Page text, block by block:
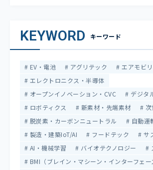
KEYWORD キーワード
EV・電池 アグリテック
エアモビリ
エレクトロニクス・半導体
オープンイノベーション・CVC
デジタ
ロボティクス
新素材・先端素材
次
脱炭素・カーボンニュートラル
自動運
製造・建築IoT/AI
フードテック
サ
AI・機械学習
バイオテクノロジー
BMI（ブレイン・マシーン・インターフェー